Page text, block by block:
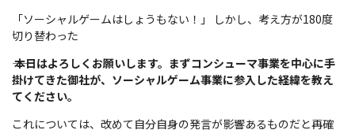
「ソーシャルゲームはしょうもない！」 しかし、考え方が180度
切り替わった
―― 本日はよろしくお願いします。まずコンシューマ事業を中心に手
掛けてきた御社が、ソーシャルゲーム事業に参入した経緯を教え
てください。
これについては、改めて自分自身の発言が影響あるものだと再確